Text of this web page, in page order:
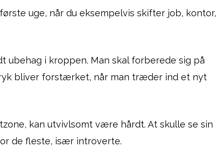
uge, når du eksempelvis skifter job, kontor,
ubehag i kroppen. Man skal forberede sig på
bliver forstærket, når man træder ind et nyt
kan utvivlsomt være hårdt. At skulle se sin
de fleste, især introverte.